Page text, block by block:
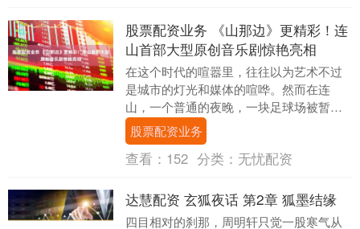
股票配资业务 《山那边》更精彩！连
山首部大型原创音乐剧惊艳亮相
在这个时代的喧嚣里，往往以为艺术不过
是城市的灯光和媒体的喧哗。然而在连
山，一个普通的夜晚，一块足球场被暂时
改造成舞台，那里灯光不算晃眼，却把人
心照得明亮起来。这....
股票配资业务
查看： 152 分类： 无忧配资
达慧配资 玄狐夜话 第2章 狐墨结缘
四目相对的刹那，周明轩只觉一股寒气从